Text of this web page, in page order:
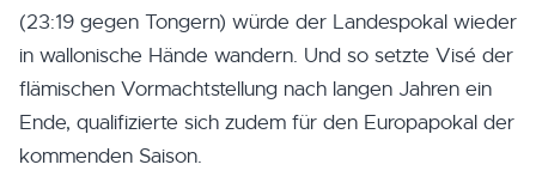
(23:19 gegen Tongern) würde der Landespokal wieder
in wallonische Hände wandern. Und so setzte Visé der
flämischen Vormachtstellung nach langen Jahren ein
Ende, qualifizierte sich zudem für den Europapokal der
kommenden Saison.